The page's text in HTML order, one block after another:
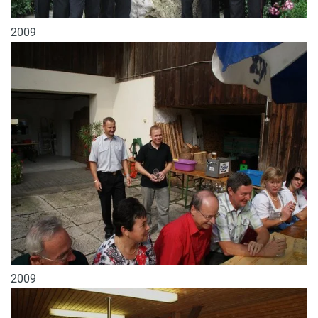
2009
2009